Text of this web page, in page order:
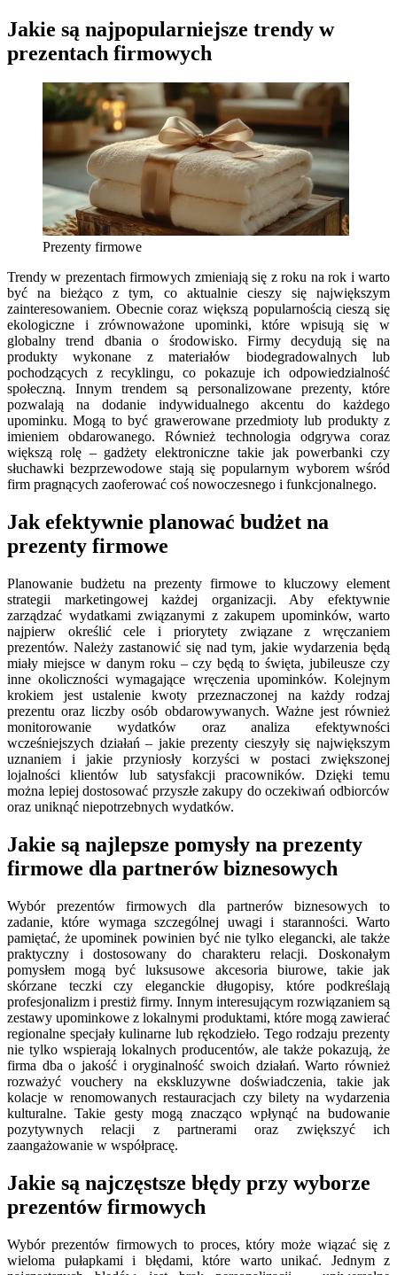
Jakie są najpopularniejsze trendy w
prezentach firmowych
Prezenty firmowe
Trendy w prezentach firmowych zmieniają się z roku na rok i warto
być na bieżąco z tym, co aktualnie cieszy się największym
zainteresowaniem. Obecnie coraz większą popularnością cieszą się
ekologiczne i zrównoważone upominki, które wpisują się w
globalny trend dbania o środowisko. Firmy decydują się na
produkty wykonane z materiałów biodegradowalnych lub
pochodzących z recyklingu, co pokazuje ich odpowiedzialność
społeczną. Innym trendem są personalizowane prezenty, które
pozwalają na dodanie indywidualnego akcentu do każdego
upominku. Mogą to być grawerowane przedmioty lub produkty z
imieniem obdarowanego. Również technologia odgrywa coraz
większą rolę – gadżety elektroniczne takie jak powerbanki czy
słuchawki bezprzewodowe stają się popularnym wyborem wśród
firm pragnących zaoferować coś nowoczesnego i funkcjonalnego.
Jak efektywnie planować budżet na
prezenty firmowe
Planowanie budżetu na prezenty firmowe to kluczowy element
strategii marketingowej każdej organizacji. Aby efektywnie
zarządzać wydatkami związanymi z zakupem upominków, warto
najpierw określić cele i priorytety związane z wręczaniem
prezentów. Należy zastanowić się nad tym, jakie wydarzenia będą
miały miejsce w danym roku – czy będą to święta, jubileusze czy
inne okoliczności wymagające wręczenia upominków. Kolejnym
krokiem jest ustalenie kwoty przeznaczonej na każdy rodzaj
prezentu oraz liczby osób obdarowywanych. Ważne jest również
monitorowanie wydatków oraz analiza efektywności
wcześniejszych działań – jakie prezenty cieszyły się największym
uznaniem i jakie przyniosły korzyści w postaci zwiększonej
lojalności klientów lub satysfakcji pracowników. Dzięki temu
można lepiej dostosować przyszłe zakupy do oczekiwań odbiorców
oraz uniknąć niepotrzebnych wydatków.
Jakie są najlepsze pomysły na prezenty
firmowe dla partnerów biznesowych
Wybór prezentów firmowych dla partnerów biznesowych to
zadanie, które wymaga szczególnej uwagi i staranności. Warto
pamiętać, że upominek powinien być nie tylko elegancki, ale także
praktyczny i dostosowany do charakteru relacji. Doskonałym
pomysłem mogą być luksusowe akcesoria biurowe, takie jak
skórzane teczki czy eleganckie długopisy, które podkreślają
profesjonalizm i prestiż firmy. Innym interesującym rozwiązaniem są
zestawy upominkowe z lokalnymi produktami, które mogą zawierać
regionalne specjały kulinarne lub rękodzieło. Tego rodzaju prezenty
nie tylko wspierają lokalnych producentów, ale także pokazują, że
firma dba o jakość i oryginalność swoich działań. Warto również
rozważyć vouchery na ekskluzywne doświadczenia, takie jak
kolacje w renomowanych restauracjach czy bilety na wydarzenia
kulturalne. Takie gesty mogą znacząco wpłynąć na budowanie
pozytywnych relacji z partnerami oraz zwiększyć ich
zaangażowanie w współpracę.
Jakie są najczęstsze błędy przy wyborze
prezentów firmowych
Wybór prezentów firmowych to proces, który może wiązać się z
wieloma pułapkami i błędami, które warto unikać. Jednym z